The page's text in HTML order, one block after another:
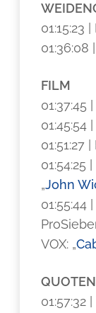
01:15:23
01:36:08
FILM
01:37:45 |
01:45:54
01:51:27
01:54:25
„John
01:55:44
VOX: „
01:57:32